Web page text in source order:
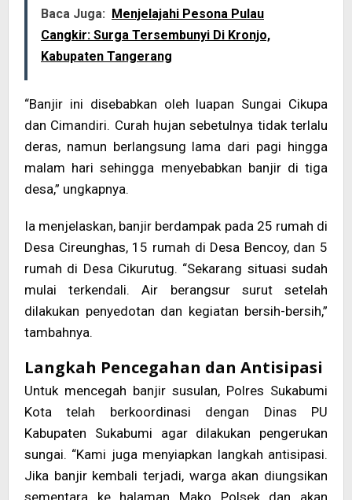
Baca Juga: Menjelajahi Pesona Pulau
Cangkir: Surga Tersembunyi Di Kronjo,
Kabupaten Tangerang
“Banjir ini disebabkan oleh luapan Sungai Cikupa
dan Cimandiri. Curah hujan sebetulnya tidak terlalu
deras, namun berlangsung lama dari pagi hingga
malam hari sehingga menyebabkan banjir di tiga
desa,” ungkapnya.
Ia menjelaskan, banjir berdampak pada 25 rumah di
Desa Cireunghas, 15 rumah di Desa Bencoy, dan 5
rumah di Desa Cikurutug. “Sekarang situasi sudah
mulai terkendali. Air berangsur surut setelah
dilakukan penyedotan dan kegiatan bersih-bersih,”
tambahnya.
Langkah Pencegahan dan Antisipasi
Untuk mencegah banjir susulan, Polres Sukabumi
Kota telah berkoordinasi dengan Dinas PU
Kabupaten Sukabumi agar dilakukan pengerukan
sungai. “Kami juga menyiapkan langkah antisipasi.
Jika banjir kembali terjadi, warga akan diungsikan